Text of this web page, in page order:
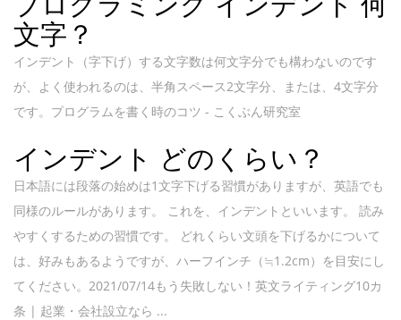
文字？
インデント（字下げ）する文字数は何文字分でも構わないのです
が、よく使われるのは、半角スペース2文字分、または、4文字分
です。プログラムを書く時のコツ - こくぶん研究室
インデント どのくらい？
日本語には段落の始めは1文字下げる習慣がありますが、英語でも
同様のルールがあります。 これを、インデントといいます。 読み
やすくするための習慣です。 どれくらい文頭を下げるかについて
は、好みもあるようですが、ハーフインチ（≒1.2cm）を目安にし
てください。2021/07/14もう失敗しない！英文ライティング10カ
条 | 起業・会社設立なら ...